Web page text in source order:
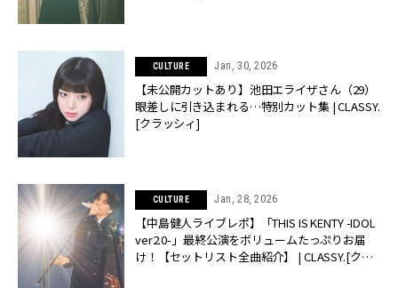
CULTURE Jan, 30, 2026
【未公開カットあり】池田エライザさん（29）
眼差しに引き込まれる…特別カット集 | CLASSY.
[クラッシィ]
CULTURE Jan, 28, 2026
【中島健人ライブレポ】「THIS IS KENTY -IDOL
ver2.0-」最終公演をボリュームたっぷりお届
け！【セットリスト全曲紹介】 | CLASSY.[クラ